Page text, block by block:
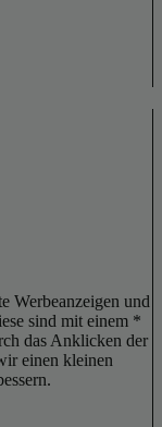
Werbeanzeigen und
sind mit einem *
das Anklicken der
einen kleinen